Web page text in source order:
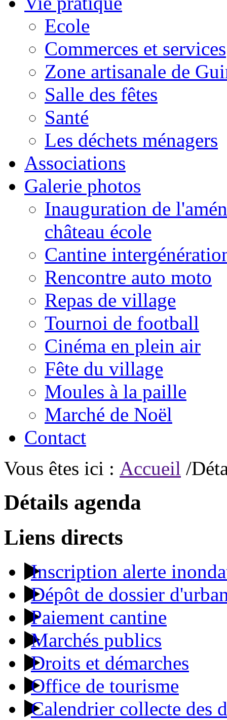
Ecole
Commerces et services
Zone artisanale de
Salle des fêtes
Santé
Les déchets ménagers
Associations
Galerie photos
Inauguration de
château école
Cantine
Rencontre auto moto
Repas de village
Tournoi de football
Cinéma en plein air
Fête du village
Moules à la paille
Marché de Noël
Contact
Vous êtes ici : Accueil /
Détails agenda
Liens directs
Inscription alerte
Dépôt de dossier
Paiement cantine
Marchés publics
Droits et démarches
Office de tourisme
Calendrier collecte des